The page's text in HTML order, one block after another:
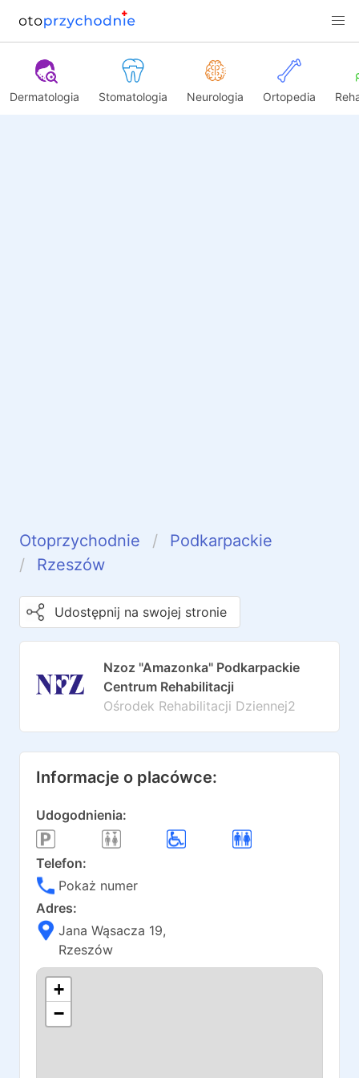
Dermatologia Stomatologia Neurologia Ortopedia
Otoprzychodnie
Podkarpackie
Rzeszów
Udostępnij na swojej stronie
Nzoz "Amazonka" Podkarpackie
Centrum Rehabilitacji
Ośrodek Rehabilitacji Dziennej2
Informacje o placówce:
Udogodnienia:
Telefon:
Pokaż numer
Adres:
Jana Wąsacza 19,
Rzeszów
+
−